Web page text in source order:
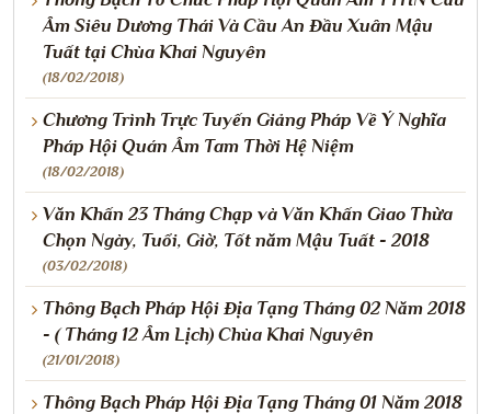
Âm Siêu Dương Thái Và Cầu An Đầu Xuân Mậu
Tuất tại Chùa Khai Nguyên
(18/02/2018)
Chương Trình Trực Tuyến Giảng Pháp Về Ý Nghĩa
Pháp Hội Quán Âm Tam Thời Hệ Niệm
(18/02/2018)
Văn Khấn 23 Tháng Chạp và Văn Khấn Giao Thừa
Chọn Ngày, Tuổi, Giờ, Tốt năm Mậu Tuất - 2018
(03/02/2018)
Thông Bạch Pháp Hội Địa Tạng Tháng 02 Năm 2018
- ( Tháng 12 Âm Lịch) Chùa Khai Nguyên
(21/01/2018)
Thông Bạch Pháp Hội Địa Tạng Tháng 01 Năm 2018